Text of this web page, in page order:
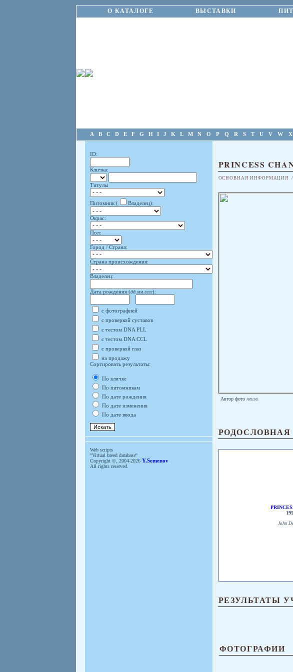
О КАТАЛОГЕ ВЫСТАВКИ
A B C D E F G H I J K L M N O P Q R S T U V W X
ID:
Кличка:
Титулы
Питомник ( Владелец):
Окрас:
Пол:
Город / Страна:
Страна происхождения:
Владелец:
Дата рождения (дд.мм.гггг):
с фотографией
с проверкой суставов
с тестом DNA PLL
с тестом DNA CCL
с проверкой глаз
на продажу
Сортировать результаты:
По кличке
По питомникам
По дате рождения
По дате изменения
По дате ввода
Web scripts
''Virtual breed database''
Copyright ©, 2004-2026 Y.Semenov
All rights reserved.
PRINCESS
ОСНОВНАЯ ИНФОРМАЦИЯ /
Автор фото неизв.
РОДОСЛОВНАЯ
John
РЕЗУЛЬТАТЫ
ФОТОГРАФИИ